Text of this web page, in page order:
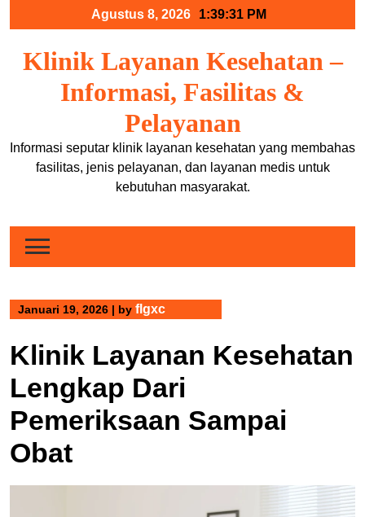
Agustus 8, 2026 1:39:31 PM
Klinik Layanan Kesehatan –
Informasi, Fasilitas &
Pelayanan
Informasi seputar klinik layanan kesehatan yang membahas
fasilitas, jenis pelayanan, dan layanan medis untuk
kebutuhan masyarakat.
Januari 19, 2026 | by flgxc
Klinik Layanan Kesehatan
Lengkap Dari
Pemeriksaan Sampai
Obat